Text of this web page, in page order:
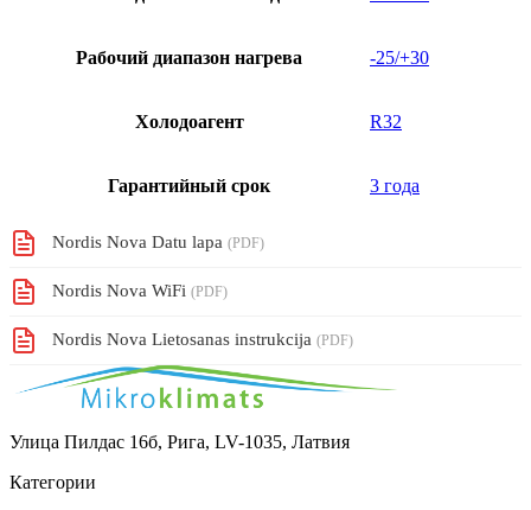
Рабочий диапазон нагрева -25/+30
Холодоагент R32
Гарантийный срок 3 года
Nordis Nova Datu lapa (PDF)
Nordis Nova WiFi (PDF)
Nordis Nova Lietosanas instrukcija (PDF)
Улица Пилдас 16б, Рига, LV-1035, Латвия
Категории